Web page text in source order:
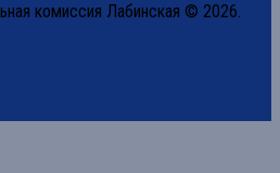
комиссия Лабинская © 2026.